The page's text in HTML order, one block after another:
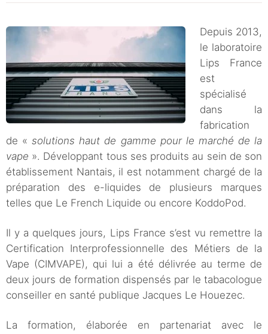
Depuis 2013,
le laboratoire
Lips France
est
spécialisé
dans la
fabrication
de «solutions haut de gamme pour le marché de la
vape ». Développant tous ses produits au sein de son
établissement Nantais, il est notamment chargé de la
préparation des e-liquides de plusieurs marques
telles que Le French Liquide ou encore KoddoPod.
Il y a quelques jours, Lips France s’est vu remettre la
Certification Interprofessionnelle des Métiers de la
Vape (CIMVAPE), qui lui a été délivrée au terme de
deux jours de formation dispensés par le tabacologue
conseiller en santé publique Jacques Le Houezec.
La formation, élaborée en partenariat avec le